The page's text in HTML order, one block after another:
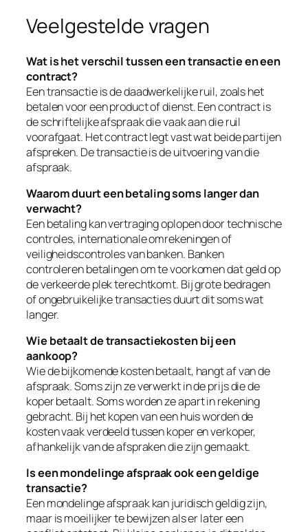
Veelgestelde vragen
Wat is het verschil tussen een transactie en een
contract?
Een transactie is de daadwerkelijke ruil, zoals het
betalen voor een product of dienst. Een contract is
de schriftelijke afspraak die vaak aan die ruil
voorafgaat. Het contract legt vast wat beide partijen
afspreken. De transactie is de uitvoering van die
afspraak.
Waarom duurt een betaling soms langer dan
verwacht?
Een betaling kan vertraging oplopen door technische
controles, internationale omrekeningen of
veiligheidscontroles van banken. Banken
controleren betalingen om te voorkomen dat geld op
de verkeerde plek terechtkomt. Bij grote bedragen
of ongebruikelijke transacties duurt dit soms wat
langer.
Wie betaalt de transactiekosten bij een
aankoop?
Wie de bijkomende kosten betaalt, hangt af van de
afspraak. Soms zijn ze verwerkt in de prijs die de
koper betaalt. Soms worden ze apart in rekening
gebracht. Bij het kopen van een huis worden de
kosten vaak verdeeld tussen koper en verkoper,
afhankelijk van de afspraken die zijn gemaakt.
Is een mondelinge afspraak ook een geldige
transactie?
Een mondelinge afspraak kan juridisch geldig zijn,
maar is moeilijker te bewijzen als er later een